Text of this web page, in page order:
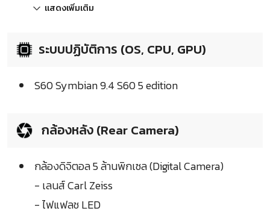
แสดงเพิ่มเติม
ระบบปฏิบัติการ (OS, CPU, GPU)
S60 Symbian 9.4 S60 5 edition
กล้องหลัง (Rear Camera)
กล้องดิจิตอล 5 ล้านพิกเซล (Digital Camera)
- เลนส์ Carl Zeiss
- ไฟแฟลช LED